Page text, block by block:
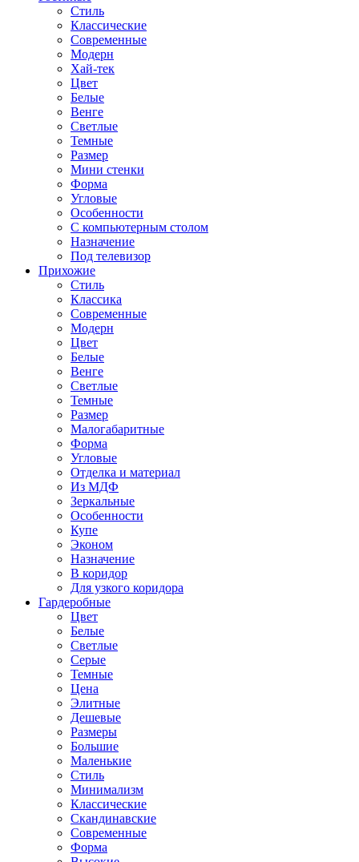
Стиль
Классические
Современные
Модерн
Хай-тек
Цвет
Белые
Венге
Светлые
Темные
Размер
Мини стенки
Форма
Угловые
Особенности
С компьютерным столом
Назначение
Под телевизор
Прихожие
Стиль
Классика
Современные
Модерн
Цвет
Белые
Венге
Светлые
Темные
Размер
Малогабаритные
Форма
Угловые
Отделка и материал
Из МДФ
Зеркальные
Особенности
Купе
Эконом
Назначение
В коридор
Для узкого коридора
Гардеробные
Цвет
Белые
Светлые
Серые
Темные
Цена
Элитные
Дешевые
Размеры
Большие
Маленькие
Стиль
Минимализм
Классические
Скандинавские
Современные
Форма